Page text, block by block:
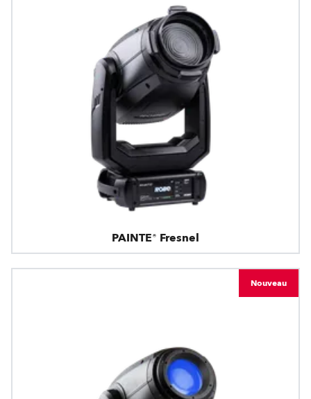
PAINTE® Fresnel
Nouveau